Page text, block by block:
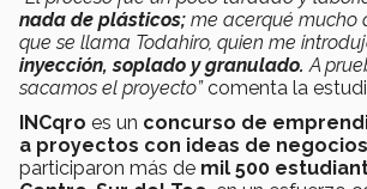
nada de plásticos; me acerqué mucho
que se llama Todahiro, quien me
inyección, soplado y granulado. A
sacamos el proyecto”comenta la
INCqro es un concurso de
a proyectos con ideas de
participaron más de mil 500